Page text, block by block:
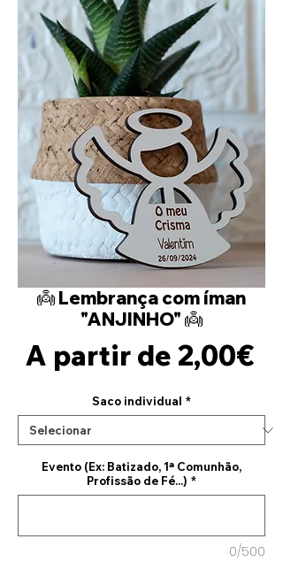
👼 Lembrança com íman
"ANJINHO" 👼
A partir de 2,00€
Saco individual *
Evento (Ex: Batizado, 1ª Comunhão,
Profissão de Fé...) *
0/500